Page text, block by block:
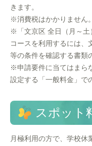
きます。
※消費税はかかりません。
※「文京区 全日（月～土
コースを利用するには、
等の条件を確認する書類
※申請要件に当てはまら
設定する「一般料金」で
スポット
月極利用の方で、学校休